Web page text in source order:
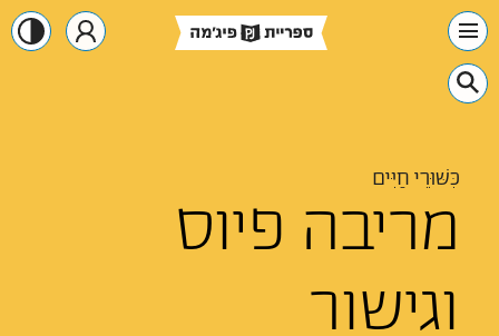
כִּשּׁוּרֵי חַיִּים
מריבה פיוס
וגישור